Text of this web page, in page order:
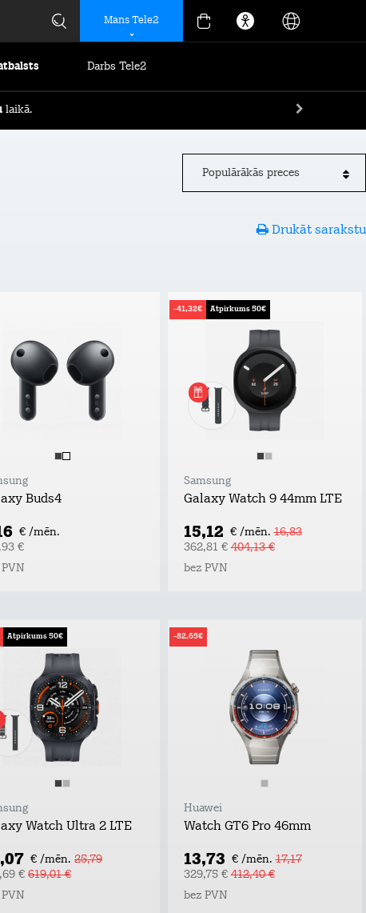
Mans Tele2
Darbs Tele2
laikā.
Populārākās preces
Drukāt sarakstu
Buds4
€ /mēn.
€
-41,32€ Atpirkums 50€
Samsung
Galaxy Watch 9 44mm LTE
15,12 € /mēn. 16,83
362,81 €404,13 €
bez PVN
Atpirkums 50€
Watch Ultra 2 LTE
€ /mēn. 25,79
€ 619,01 €
-82,65€
Huawei
Watch GT6 Pro 46mm
13,73 € /mēn. 17,17
329,75 €412,40 €
bez PVN